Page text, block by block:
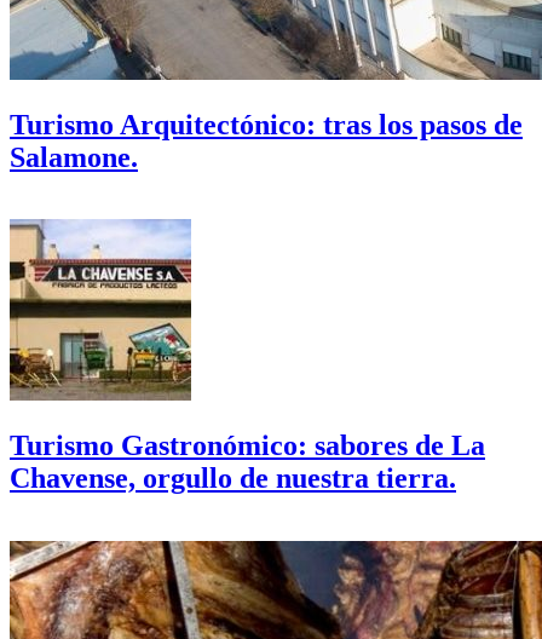
Turismo Arquitectónico: tras los pasos de
Salamone.
Turismo Gastronómico: sabores de La
Chavense, orgullo de nuestra tierra.